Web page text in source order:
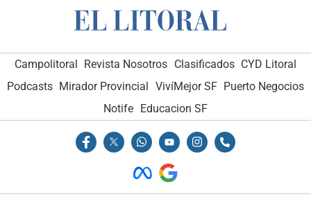
Campolitoral Revista Nosotros Clasificados CYD Litoral
Podcasts Mirador Provincial VivíMejor SF Puerto Negocios
Notife Educacion SF